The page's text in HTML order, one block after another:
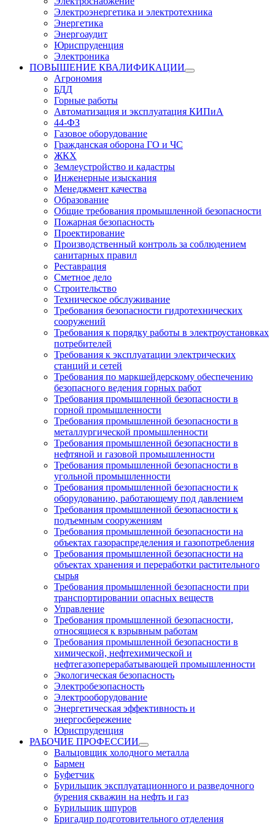
Электроэнергетика и электротехника
Энергетика
Энергоаудит
Юриспруденция
Электроника
ПОВЫШЕНИЕ КВАЛИФИКАЦИИ
Агрономия
БДД
Горные работы
Автоматизация и эксплуатация КИПиА
44-ФЗ
Газовое оборудование
Гражданская оборона ГО и ЧС
ЖКХ
Землеустройство и кадастры
Инженерные изыскания
Менеджмент качества
Образование
Общие требования промышленной безопасности
Пожарная безопасность
Проектирование
Производственный контроль за соблюдением
санитарных правил
Реставрация
Сметное дело
Строительство
Техническое обслуживание
Требования безопасности гидротехнических
сооружений
Требования к порядку работы в электроустановках
потребителей
Требования к эксплуатации электрических
станций и сетей
Требования по маркшейдерскому обеспечению
безопасного ведения горных работ
Требования промышленной безопасности в
горной промышленности
Требования промышленной безопасности в
металлургической промышленности
Требования промышленной безопасности в
нефтяной и газовой промышленности
Требования промышленной безопасности в
угольной промышленности
Требования промышленной безопасности к
оборудованию, работающему под давлением
Требования промышленной безопасности к
подъемным сооружениям
Требования промышленной безопасности на
объектах газораспределения и газопотребления
Требования промышленной безопасности на
объектах хранения и переработки растительного
сырья
Требования промышленной безопасности при
транспортировании опасных веществ
Управление
Требования промышленной безопасности,
относящиеся к взрывным работам
Требования промышленной безопасности в
химической, нефтехимической и
нефтегазоперерабатывающей промышленности
Экологическая безопасность
Электробезопасность
Электрооборудование
Энергетическая эффективность и
энергосбережение
Юриспруденция
РАБОЧИЕ ПРОФЕССИИ
Вальцовщик холодного металла
Бармен
Буфетчик
Бурильщик эксплуатационного и разведочного
бурения скважин на нефть и газ
Бурильщик шпуров
Бригадир подготовительного отделения